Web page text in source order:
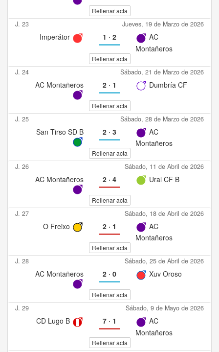
Rellenar acta
J. 23 Jueves, 19 de Marzo de 2026
Imperátor 1 · 2
AC
Montañeros
Rellenar acta
J. 24 Sábado, 21 de Marzo de 2026
AC Montañeros 2· 1 Dumbría CF
Rellenar acta
J. 25 Sábado, 28 de Marzo de 2026
San Tirso SD B 2· 3
AC
Montañeros
Rellenar acta
J. 26 Sábado, 11 de Abril de 2026
AC Montañeros 2· 4 Ural CF B
Rellenar acta
J. 27 Sábado, 18 de Abril de 2026
O Freixo 2· 1
AC
Montañeros
Rellenar acta
J. 28 Sábado, 25 de Abril de 2026
AC Montañeros 2· 0 Xuv Oroso
Rellenar acta
J. 29 Sábado, 9 de Mayo de 2026
CD Lugo B 7· 1
AC
Montañeros
Rellenar acta